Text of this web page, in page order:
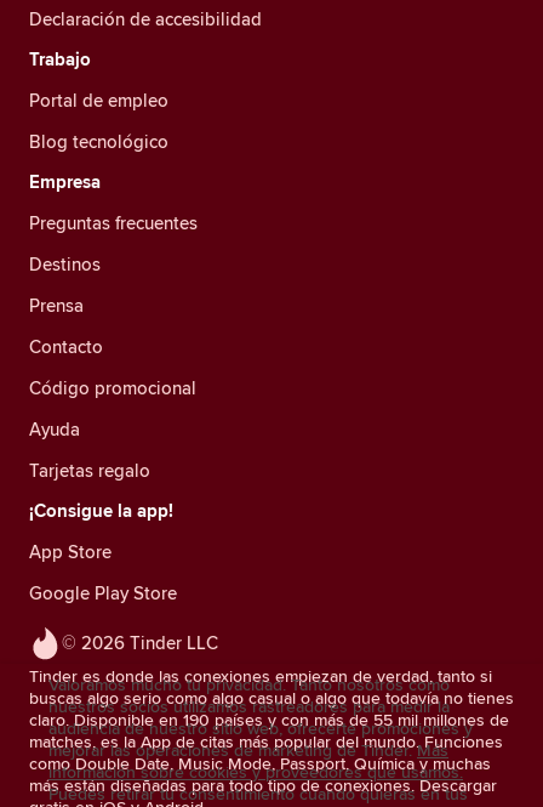
© 2026 Tinder LLC
Tinder es donde las conexiones empiezan de verdad, tanto si
buscas algo serio como algo casual o algo que todavía no tienes
claro. Disponible en 190 países y con más de 55 mil millones de
matches, es la App de citas más popular del mundo. Funciones
como Double Date, Music Mode, Passport, Química y muchas
más están diseñadas para todo tipo de conexiones. Descargar
Declaración de accesibilidad
Trabajo
Portal de empleo
Blog tecnológico
Empresa
Preguntas frecuentes
Destinos
Prensa
Contacto
Código promocional
Ayuda
Tarjetas regalo
¡Consigue la app!
App Store
Google Play Store
Valoramos mucho tu privacidad. Tanto nosotros como
nuestros socios utilizamos rastreadores para medir la
audiencia de nuestro sitio web, ofrecerte promociones y
mejorar las operaciones de marketing de Tinder. Más
información sobre cookies y proveedores que usamos.
Puedes retirar tu consentimiento cuando quieras en tus